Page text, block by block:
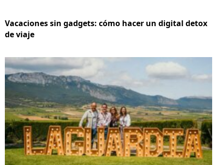
Vacaciones sin gadgets: cómo hacer un digital detox
de viaje